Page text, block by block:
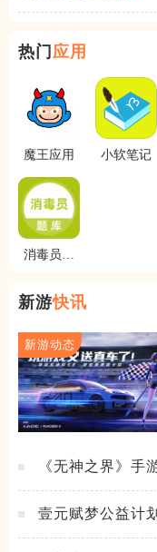
热门 应用
魔王应用 小软笔记
消毒员题
新游快讯
新游动态
《无神之界》手
壹元赋梦公益计